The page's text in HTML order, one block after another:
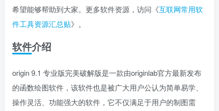
希望能够帮助到大家。更多软件资源，访问《互联网常用软
件工具资源汇总贴》。
软件介绍
origin 9.1 专业版完美破解版是一款由originlab官方最新发布
的函数绘图软件，该软件也是被广大用户公认为简单易学、
操作灵活、功能强大的软件，它不仅满足于用户的制图需